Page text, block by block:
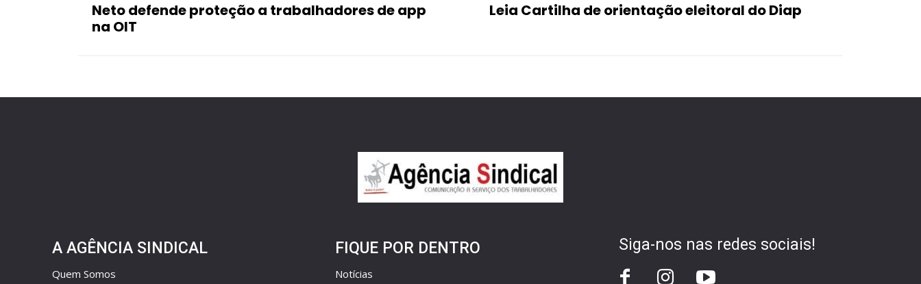
Neto defende proteção a trabalhadores de app
na OIT
Leia Cartilha de orientação eleitoral do Diap
A AGÊNCIA SINDICAL
Quem Somos
FIQUE POR DENTRO
Notícias
Siga-nos nas redes sociais!